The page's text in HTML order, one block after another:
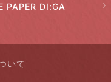
PAPER DI:GA
いて